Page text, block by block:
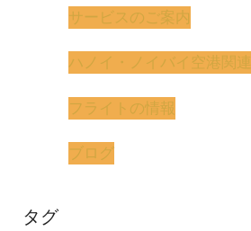
サービスのご案内
ハノイ・ノイバイ空港関連
フライトの情報
ブログ
タグ